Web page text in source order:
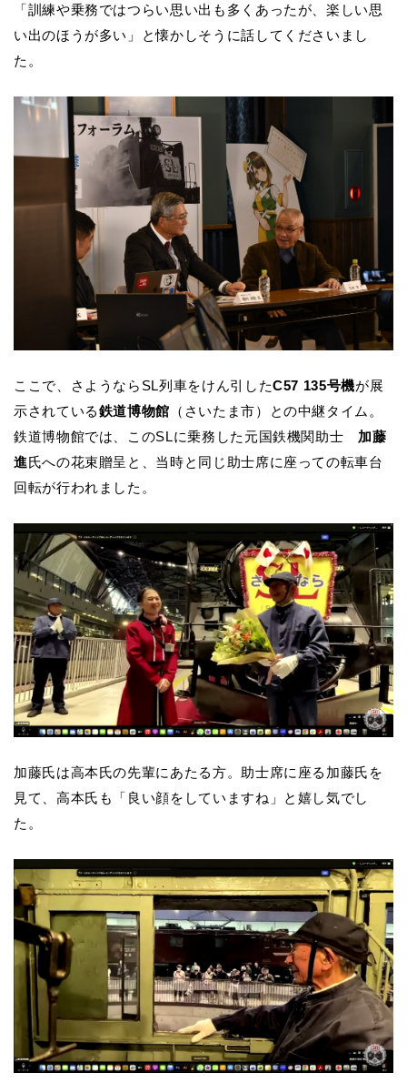
「訓練や乗務ではつらい思い出も多くあったが、楽しい思
い出のほうが多い」と懐かしそうに話してくださいまし
た。
ここで、さようならSL列車をけん引したC57 135号機が展
示されている鉄道博物館 （さいたま市）との中継タイム。
鉄道博物館では、このSLに乗務した元国鉄機関助士 加藤
進 氏への花束贈呈と、当時と同じ助士席に座っての転車台
回転が行われました。
加藤氏は高本氏の先輩にあたる方。助士席に座る加藤氏を
見て、高本氏も「良い顔をしていますね」と嬉し気でし
た。